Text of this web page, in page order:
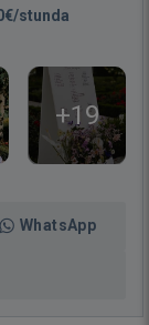
stunda
+19
WhatsApp